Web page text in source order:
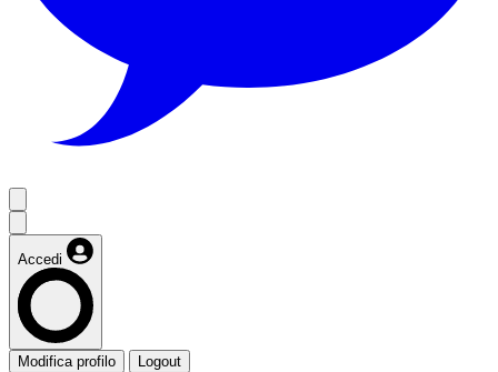
Accedi
Modifica profilo Logout